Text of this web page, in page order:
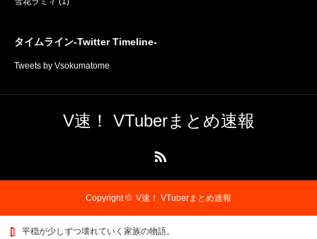
タイムライン-Twitter Timeline-
Tweets by Vsokumatome
V速！ VTuberまとめ速報
Copyright © V速！ VTuberまとめ速報
平穏が少しずつ壊れていく家族の物語。